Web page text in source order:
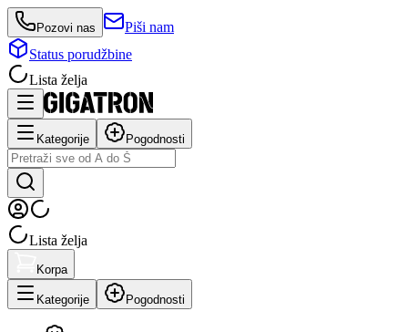
Pozovi nas
Piši nam
Status porudžbine
Lista želja
Kategorije Pogodnosti
Lista želja
Korpa
Kategorije Pogodnosti